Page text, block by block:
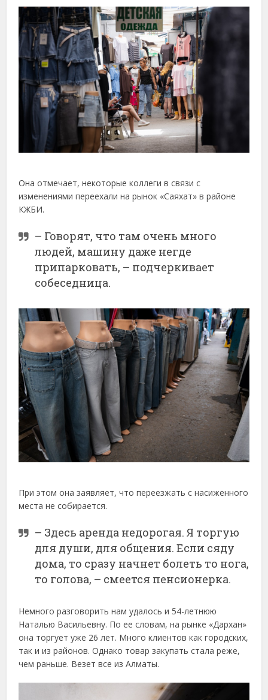
Она отмечает, некоторые коллеги в связи с
изменениями переехали на рынок «Саяхат» в районе
КЖБИ.
– Говорят, что там очень много
людей, машину даже негде
припарковать, – подчеркивает
собеседница.
При этом она заявляет, что переезжать с насиженного
места не собирается.
– Здесь аренда недорогая. Я торгую
для души, для общения. Если сяду
дома, то сразу начнет болеть то нога,
то голова, – смеется пенсионерка.
Немного разговорить нам удалось и 54-летнюю
Наталью Васильевну. По ее словам, на рынке «Дархан»
она торгует уже 26 лет. Много клиентов как городских,
так и из районов. Однако товар закупать стала реже,
чем раньше. Везет все из Алматы.